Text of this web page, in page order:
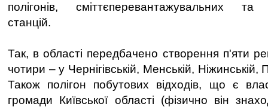
полігонів, сміттєперевантажувальних та
станцій.
Так, в області передбачено створення п'яти
чотири – у Чернігівській, Менській,
Також полігон побутових відходів, що є
громади Київської області (фізично він